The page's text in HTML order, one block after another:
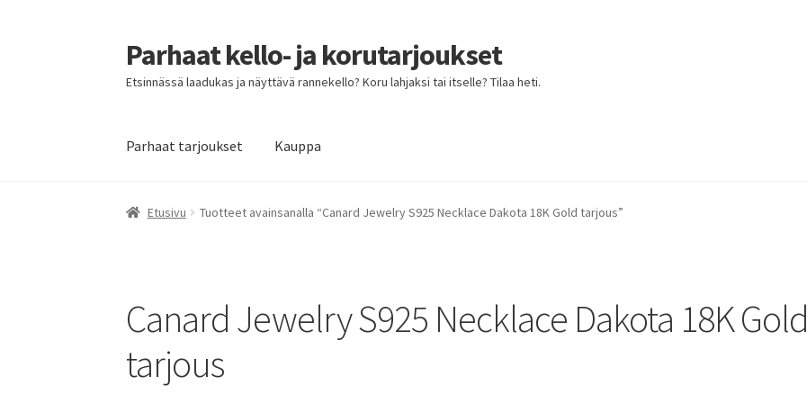
Siirry
navigointiin
Siirry
sisältöön
Parhaat kello- ja korutarjoukset
Etsinnässä laadukas ja näyttävä rannekello? Koru lahjaksi tai itselle? Tilaa heti.
Parhaat tarjoukset Kauppa
Etusivu Parhaat tarjoukset
Etusivu Tuotteet avainsanalla “Canard Jewelry S925 Necklace Dakota 18K Gold tarjous”
Canard Jewelry S925 Necklace Dakota 18K Gold
tarjous